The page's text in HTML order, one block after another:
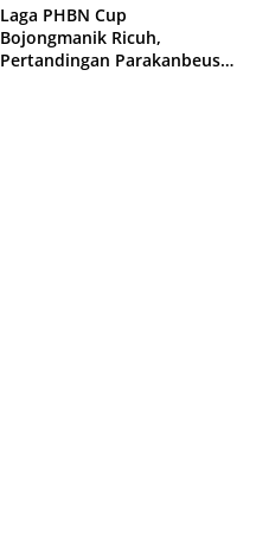
Laga PHBN Cup
Bojongmanik Ricuh,
Pertandingan Parakanbeusi